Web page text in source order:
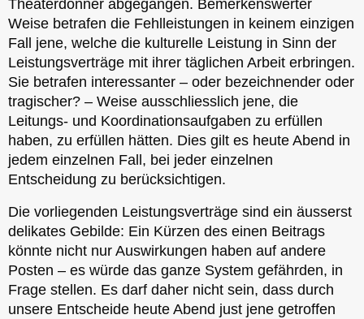
Theaterdonner abgegangen. Bemerkenswerter
Weise betrafen die Fehlleistungen in keinem einzigen
Fall jene, welche die kulturelle Leistung in Sinn der
Leistungsverträge mit ihrer täglichen Arbeit erbringen.
Sie betrafen interessanter – oder bezeichnender oder
tragischer? – Weise ausschliesslich jene, die
Leitungs- und Koordinationsaufgaben zu erfüllen
haben, zu erfüllen hätten. Dies gilt es heute Abend in
jedem einzelnen Fall, bei jeder einzelnen
Entscheidung zu berücksichtigen.
Die vorliegenden Leistungsverträge sind ein äusserst
delikates Gebilde: Ein Kürzen des einen Beitrags
könnte nicht nur Auswirkungen haben auf andere
Posten – es würde das ganze System gefährden, in
Frage stellen. Es darf daher nicht sein, dass durch
unsere Entscheide heute Abend just jene getroffen